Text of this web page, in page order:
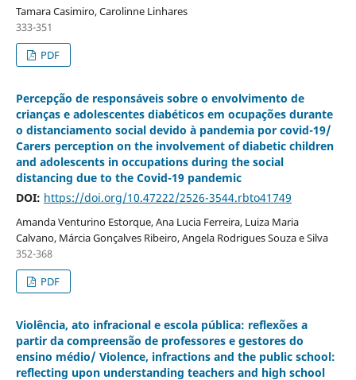
Tamara Casimiro, Carolinne Linhares
333-351
PDF
Percepção de responsáveis sobre o envolvimento de
crianças e adolescentes diabéticos em ocupações durante
o distanciamento social devido à pandemia por covid-19/
Carers perception on the involvement of diabetic children
and adolescents in occupations during the social
distancing due to the Covid-19 pandemic
DOI: https://doi.org/10.47222/2526-3544.rbto41749
Amanda Venturino Estorque, Ana Lucia Ferreira, Luiza Maria
Calvano, Márcia Gonçalves Ribeiro, Angela Rodrigues Souza e Silva
352-368
PDF
Violência, ato infracional e escola pública: reflexões a
partir da compreensão de professores e gestores do
ensino médio/ Violence, infractions and the public school:
reflecting upon understanding teachers and high school